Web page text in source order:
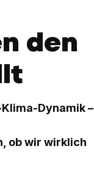
den
Dynamik –
ob wir wirklich